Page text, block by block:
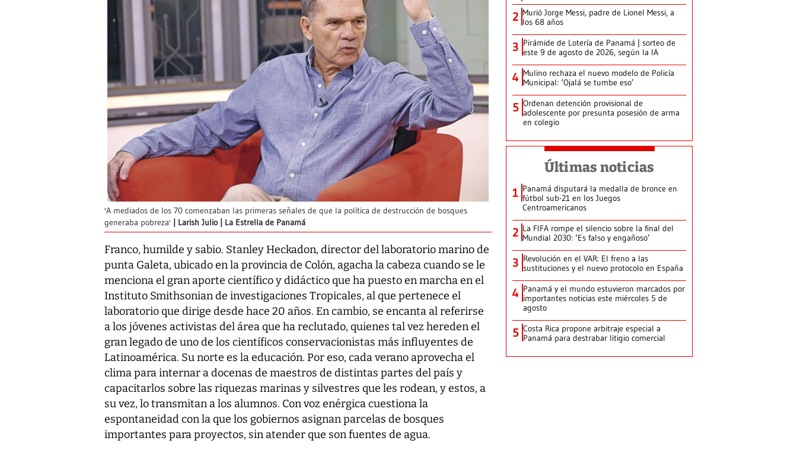
'A mediados de los 70 comenzaban las primeras señales de que la política de destrucción de bosques
generaba pobreza'
Larish Julio | La Estrella de Panamá
Franco, humilde y sabio. Stanley Heckadon, director del laboratorio marino de
punta Galeta, ubicado en la provincia de Colón, agacha la cabeza cuando se le
menciona el gran aporte científico y didáctico que ha puesto en marcha en el
Instituto Smithsonian de investigaciones Tropicales, al que pertenece el
laboratorio que dirige desde hace 20 años. En cambio, se encanta al referirse
a los jóvenes activistas del área que ha reclutado, quienes tal vez hereden el
gran legado de uno de los científicos conservacionistas más influyentes de
Latinoamérica. Su norte es la educación. Por eso, cada verano aprovecha el
clima para internar a docenas de maestros de distintas partes del país y
capacitarlos sobre las riquezas marinas y silvestres que les rodean, y estos, a
su vez, lo transmitan a los alumnos. Con voz enérgica cuestiona la
espontaneidad con la que los gobiernos asignan parcelas de bosques
importantes para proyectos, sin atender que son fuentes de agua.
2 Murió Jorge Messi, padre de Lionel Messi, a
los 68 años
3 Pirámide de Lotería de Panamá | sorteo de
este 9 de agosto de 2026, según la IA
4 Mulino rechaza el nuevo modelo de Policía
Municipal: ‘Ojalá se tumbe eso’
5 Ordenan detención provisional de
adolescente por presunta posesión de arma
en colegio
Últimas noticias
1 Panamá disputará la medalla de bronce en
fútbol sub-21 en los Juegos
Centroamericanos
2 La FIFA rompe el silencio sobre la final del
Mundial 2030: ‘Es falso y engañoso’
3 Revolución en el VAR: El freno a las
sustituciones y el nuevo protocolo en España
4 Panamá y el mundo estuvieron marcados por
importantes noticias este miércoles 5 de
agosto
5 Costa Rica propone arbitraje especial a
Panamá para destrabar litigio comercial